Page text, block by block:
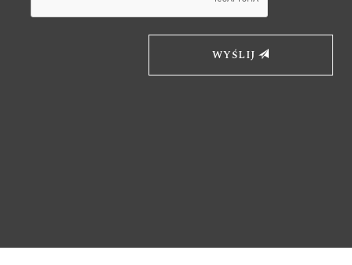
będą przetwarzane tylko i wyłącznie do momentu
Administratorem podanych przez Panią/Pana danych
32-650 Kęty. Wybierając drogę kontaktu z nami za pomocą
formularza kontaktowego, jednocześnie wyraża Pani/Pan
WYŚLIJ